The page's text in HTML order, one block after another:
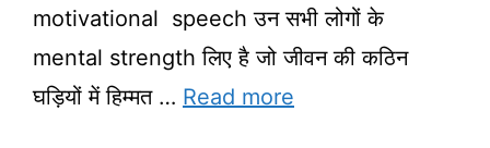
motivational speech उन सभी लोगों के
mental strength लिए है जो जीवन की कठिन
घड़ियों में हिम्मत … Read more